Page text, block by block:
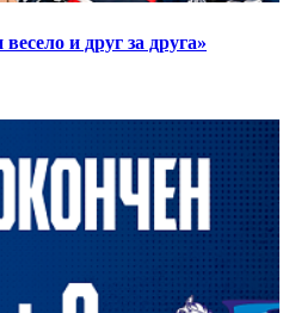
и друг за друга»